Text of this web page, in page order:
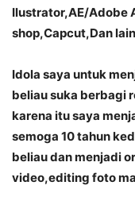
Ilustrator,AE/Adobe
shop,Capcut,Dan
Idola saya untuk
beliau suka berbagi
karena itu saya
semoga 10 tahun
beliau dan menjadi
video,editing foto